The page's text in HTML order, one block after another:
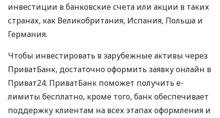
инвестиции в банковские счета или акции в таких
странах, как Великобритания, Испания, Польша и
Германия.
Чтобы инвестировать в зарубежные активы через
ПриватБанк, достаточно оформить заявку онлайн в
Приват24. ПриватБанк поможет получить е-
лимиты бесплатно, кроме того, банк обеспечивает
поддержку клиентам на всех этапах оформления и